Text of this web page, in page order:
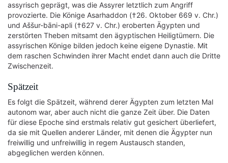
assyrisch geprägt, was die Assyrer letztlich zum Angriff
provozierte. Die Könige Asarhaddon (†26. Oktober 669 v. Chr.)
und Aššur-bāni-apli (†627 v. Chr.) eroberten Ägypten und
zerstörten Theben mitsamt den ägyptischen Heiligtümern. Die
assyrischen Könige bilden jedoch keine eigene Dynastie. Mit
dem raschen Schwinden ihrer Macht endet dann auch die Dritte
Zwischenzeit.
Spätzeit
Es folgt die Spätzeit, während derer Ägypten zum letzten Mal
autonom war, aber auch nicht die ganze Zeit über. Die Daten
für diese Epoche sind erstmals relativ gut gesichert überliefert,
da sie mit Quellen anderer Länder, mit denen die Ägypter nun
freiwillig und unfreiwillig in regem Austausch standen,
abgeglichen werden können.